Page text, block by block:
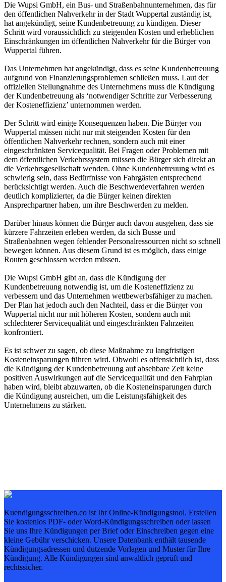
Die Wupsi GmbH, ein Bus- und Straßenbahnunternehmen, das für
den öffentlichen Nahverkehr in der Stadt Wuppertal zuständig ist,
hat angekündigt, seine Kundenbetreuung zu kündigen. Dieser
Schritt wird voraussichtlich zu steigenden Kosten und erheblichen
Einschränkungen im öffentlichen Nahverkehr für die Bürger von
Wuppertal führen.
Das Unternehmen hat angekündigt, dass es seine Kundenbetreuung
aufgrund von Finanzierungsproblemen schließen muss. Laut der
offiziellen Stellungnahme des Unternehmens muss die Kündigung
der Kundenbetreuung als ‘notwendiger Schritte zur Verbesserung
der Kosteneffizienz’ unternommen werden.
Der Schritt wird einige Konsequenzen haben. Die Bürger von
Wuppertal müssen nicht nur mit steigenden Kosten für den
öffentlichen Nahverkehr rechnen, sondern auch mit einer
eingeschränkten Servicequalität. Bei Fragen oder Problemen mit
dem öffentlichen Verkehrssystem müssen die Bürger sich direkt an
die Verkehrsgesellschaft wenden. Ohne Kundenbetreuung wird es
schwierig sein, dass Bedürfnisse von Fahrgästen entsprechend
berücksichtigt werden. Auch die Beschwerdeverfahren werden
deutlich komplizierter, da die Bürger keinen direkten
Ansprechpartner haben, um ihre Beschwerden zu melden.
Darüber hinaus können die Bürger auch davon ausgehen, dass sie
kürzere Fahrzeiten erleben werden, da sich Busse und
Straßenbahnen wegen fehlender Personalressourcen nicht so schnell
bewegen können. Aus diesem Grund ist es möglich, dass einige
Routen geschlossen werden müssen.
Die Wupsi GmbH gibt an, dass die Kündigung der
Kundenbetreuung notwendig ist, um die Kosteneffizienz zu
verbessern und das Unternehmen wettbewerbsfähiger zu machen.
Der Plan hat jedoch auch den Nachteil, dass er die Bürger von
Wuppertal nicht nur mit höheren Kosten, sondern auch mit
schlechterer Servicequalität und eingeschränkten Fahrzeiten
konfrontiert.
Es ist schwer zu sagen, ob diese Maßnahme zu langfristigen
Kosteneinsparungen führen wird. Obwohl es offensichtlich ist, dass
die Kündigung der Kundenbetreuung auf absehbare Zeit keine
positiven Auswirkungen auf die Servicequalität und den Fahrplan
haben wird, bleibt abzuwarten, ob die Kosteneinsparungen durch
die Kündigung ausreichen, um die Leistungsfähigkeit des
Unternehmens zu stärken.
Kuendigungsschreiben.co ist Ihr Online-Kündigungstool. Erstellen
Sie kostenlos PDF- oder Word-Kündigungsschreiben oder lassen
Sie uns Ihre Kündigungen per Brief oder Einschreiben gegen eine
kleine Gebühr verschicken. Unsere Datenbank enthält tausende
Kündigungsadressen und dutzende Vorlagen und Muster für Ihre
Kündigung. Alle Kündigungen sind anwaltlich geprüft und
rechtssicher.